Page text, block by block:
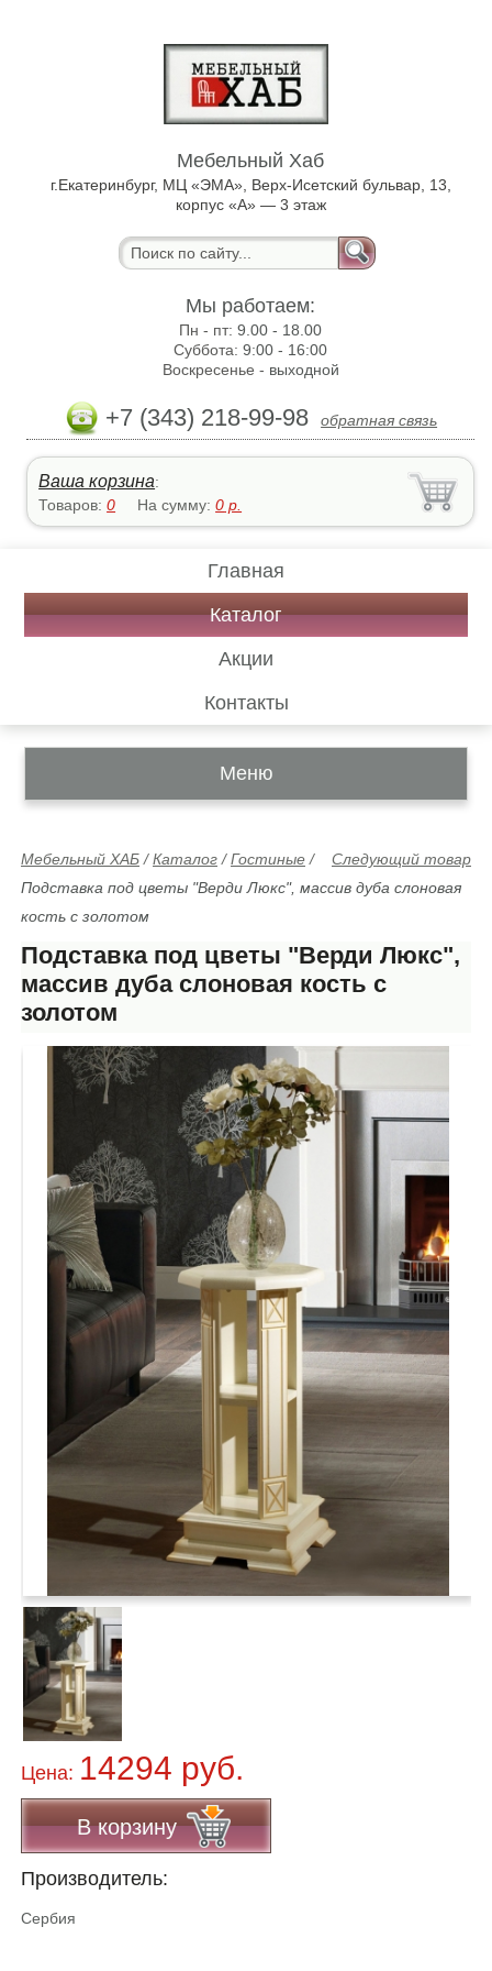
Мебельный Хаб
г.Екатеринбург, МЦ «ЭМА», Верх-Исетский бульвар, 13,
корпус «А» — 3 этаж
Мы работаем:
Пн - пт:9.00 - 18.00
Суббота:9:00 - 16:00
Воскресенье - выходной
+7 (343) 218-99-98 обратная связь
Ваша корзина:
Товаров:0 На сумму:0 р.
Главная
Каталог
Акции
Контакты
Меню
Следующий товар
Мебельный ХАБ /Каталог /Гостиные /
Подставка под цветы "Верди Люкс", массив дуба слоновая
кость с золотом
Подставка под цветы "Верди Люкс",
массив дуба слоновая кость с
золотом
Цена: 14294 руб.
В корзину
Производитель:
Сербия